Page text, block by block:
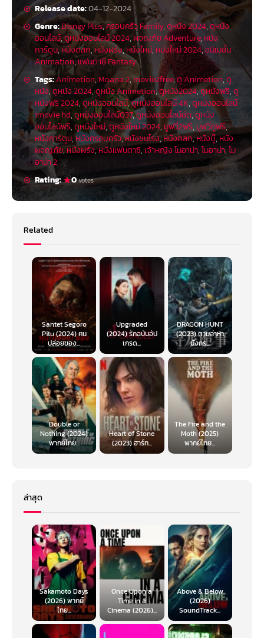
Moana 2 โมอาน่า 2
Moana 2 โมอาน่า 2 นักแสดงให้เสียงพากย์ มี
ใครบ้าง
Auli’i Cravalho ให้เสียงพากย์ โมอาน่า
Dwayne Johnson ให้เสียงพากย์ มาวอิ
Rachel House ให้เสียงพากย์ Gramma Tala
Temuera Morrison ให้เสียงพากย์ Chief Tui
Nicole Scherzinger ให้เสียงพากย์ Sina
Hualālai Chung ให้เสียงพากย์ Moni
David Fane ให้เสียงพากย์ Kele
Rose Matafeo ให้เสียงพากย์ Loto
Awhimai Frase ให้เสียงพากย์ Matangi
Gerald Ramsey ให้เสียงพากย์ บรรพบุรุษของโมอาน่า Tautai Vasa
Khaleesi Lambert-Tsuda ให้เสียงพากย์ Simea น้องสาวสุดน่ารัก
ของโมอาน่า
ตรียมออกผจญภัยครั้งใหม่ไปค้นพบความ
Release date:04-12-2024
Genre:Disney Plus,ครอบครัว Family,ดูหนัง 2024,ดูหนัง
ออนไลน์,ดูหนังออนไลน์ 2024, ผจญภัย Adventure, หนัง
การ์ตูน,หนังตลก,หนังฝรั่ง,หนังใหม่, หนังใหม่ 2024,อนิเมชั่น
Animation,แฟนตาซี Fantasy
Tags:Animetion, Moana 2,movie2free,ดู Animetion,ดู
หนัง,ดูหนัง 2024,ดูหนัง Animetion,ดูหนัง2024,ดูหนังฟรี,ดู
หนังฟรี 2024,ดูหนังออนไลน์,ดูหนังออนไลน์ 4K,ดูหนังออนไลน์
imovie hd,ดูหนังออนไลน์037,ดูหนังออนไลน์ชัด,ดูหนัง
ออนไลน์ฟรี,ดูหนังใหม่,ดูหนังใหม่ 2024, มูฟวี่2ฟรี, มูฟวี่ทูฟรี,
หนังการ์ตูน,หนังครอบครัว,หนังชนโรง,หนังตลก,หนังบู๊,หนัง
ผจญภัย,หนังฝรั่ง,หนังแฟนตาซี, เจ้าหญิง โมอาน่า,โมอาน่า,โม
อาน่า 2
Rating:
0votes
Related
Santet Segoro
Pitu (2024) ฅน
ปล่อยของ...
Upgraded
(2024) รักฉบับอัป
เกรด...
DRAGON HUNT
(2023) ตามล่าหา
มังกร...
Double or
Nothing (2024)
พากย์ไทย...
Heart of Stone
(2023) ฮาร์ท...
The Fire and the
Moth (2025)
พากย์ไทย...
ล่าสุด
Sakamoto Days
(2026) พากย์
ไทย...
Once Upon a
Time in a
Cinema (2026)...
Above & Below
(2026)
SoundTrack...